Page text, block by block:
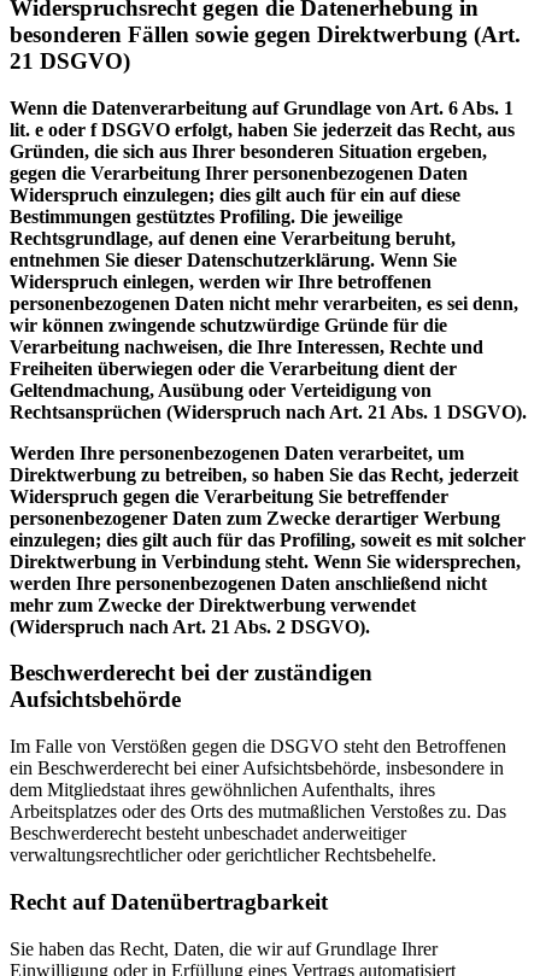
Widerspruchsrecht gegen die Datenerhebung in
besonderen Fällen sowie gegen Direktwerbung (Art.
21 DSGVO)
Wenn die Datenverarbeitung auf Grundlage von Art. 6 Abs. 1
lit. e oder f DSGVO erfolgt, haben Sie jederzeit das Recht, aus
Gründen, die sich aus Ihrer besonderen Situation ergeben,
gegen die Verarbeitung Ihrer personenbezogenen Daten
Widerspruch einzulegen; dies gilt auch für ein auf diese
Bestimmungen gestütztes Profiling. Die jeweilige
Rechtsgrundlage, auf denen eine Verarbeitung beruht,
entnehmen Sie dieser Datenschutzerklärung. Wenn Sie
Widerspruch einlegen, werden wir Ihre betroffenen
personenbezogenen Daten nicht mehr verarbeiten, es sei denn,
wir können zwingende schutzwürdige Gründe für die
Verarbeitung nachweisen, die Ihre Interessen, Rechte und
Freiheiten überwiegen oder die Verarbeitung dient der
Geltendmachung, Ausübung oder Verteidigung von
Rechtsansprüchen (Widerspruch nach Art. 21 Abs. 1 DSGVO).
Werden Ihre personenbezogenen Daten verarbeitet, um
Direktwerbung zu betreiben, so haben Sie das Recht, jederzeit
Widerspruch gegen die Verarbeitung Sie betreffender
personenbezogener Daten zum Zwecke derartiger Werbung
einzulegen; dies gilt auch für das Profiling, soweit es mit solcher
Direktwerbung in Verbindung steht. Wenn Sie widersprechen,
werden Ihre personenbezogenen Daten anschließend nicht
mehr zum Zwecke der Direktwerbung verwendet
(Widerspruch nach Art. 21 Abs. 2 DSGVO).
Beschwerderecht bei der zuständigen
Aufsichtsbehörde
Im Falle von Verstößen gegen die DSGVO steht den Betroffenen
ein Beschwerderecht bei einer Aufsichtsbehörde, insbesondere in
dem Mitgliedstaat ihres gewöhnlichen Aufenthalts, ihres
Arbeitsplatzes oder des Orts des mutmaßlichen Verstoßes zu. Das
Beschwerderecht besteht unbeschadet anderweitiger
verwaltungsrechtlicher oder gerichtlicher Rechtsbehelfe.
Recht auf Datenübertragbarkeit
Sie haben das Recht, Daten, die wir auf Grundlage Ihrer
Einwilligung oder in Erfüllung eines Vertrags automatisiert